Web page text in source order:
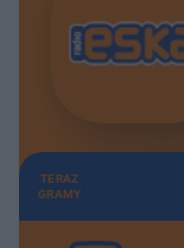
TERAZ
GRAMY